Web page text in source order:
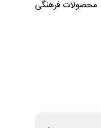
محصولات فرهنگی